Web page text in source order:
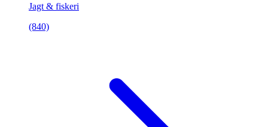
Jagt & fiskeri
(840)